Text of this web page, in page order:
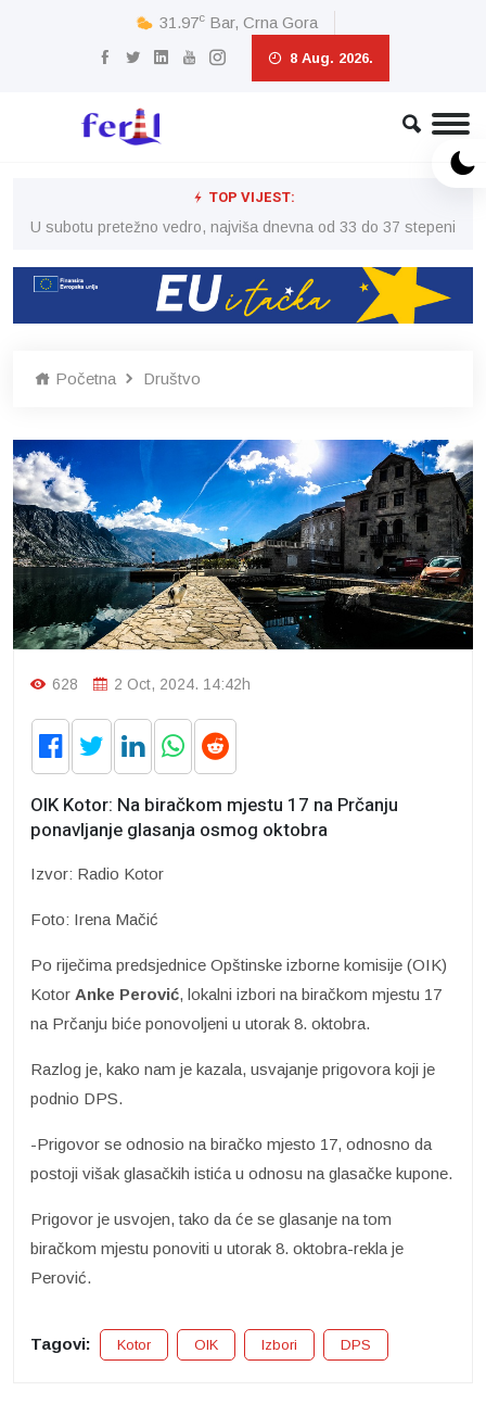
31.97c Bar, Crna Gora
8 Aug. 2026.
TOP VIJEST:
U subotu pretežno vedro, najviša dnevna od 33 do 37 stepeni
Početna Društvo
628 2 Oct, 2024. 14:42h
OIK Kotor: Na biračkom mjestu 17 na Prčanju
ponavljanje glasanja osmog oktobra
Izvor: Radio Kotor
Foto: Irena Mačić
Po riječima predsjednice Opštinske izborne komisije (OIK)
Kotor Anke Perović, lokalni izbori na biračkom mjestu 17
na Prčanju biće ponovoljeni u utorak 8. oktobra.
Razlog je, kako nam je kazala, usvajanje prigovora koji je
podnio DPS.
-Prigovor se odnosio na biračko mjesto 17, odnosno da
postoji višak glasačkih istića u odnosu na glasačke kupone.
Prigovor je usvojen, tako da će se glasanje na tom
biračkom mjestu ponoviti u utorak 8. oktobra-rekla je
Perović.
Tagovi: Kotor OIK Izbori DPS